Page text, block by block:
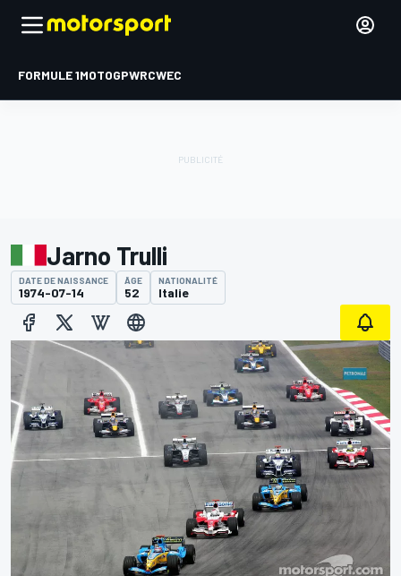
FORMULE 1MOTOGPWRCWEC
Jarno Trulli
DATE DE NAISSANCE
1974-07-14
ÂGE
52
NATIONALITÉ
Italie